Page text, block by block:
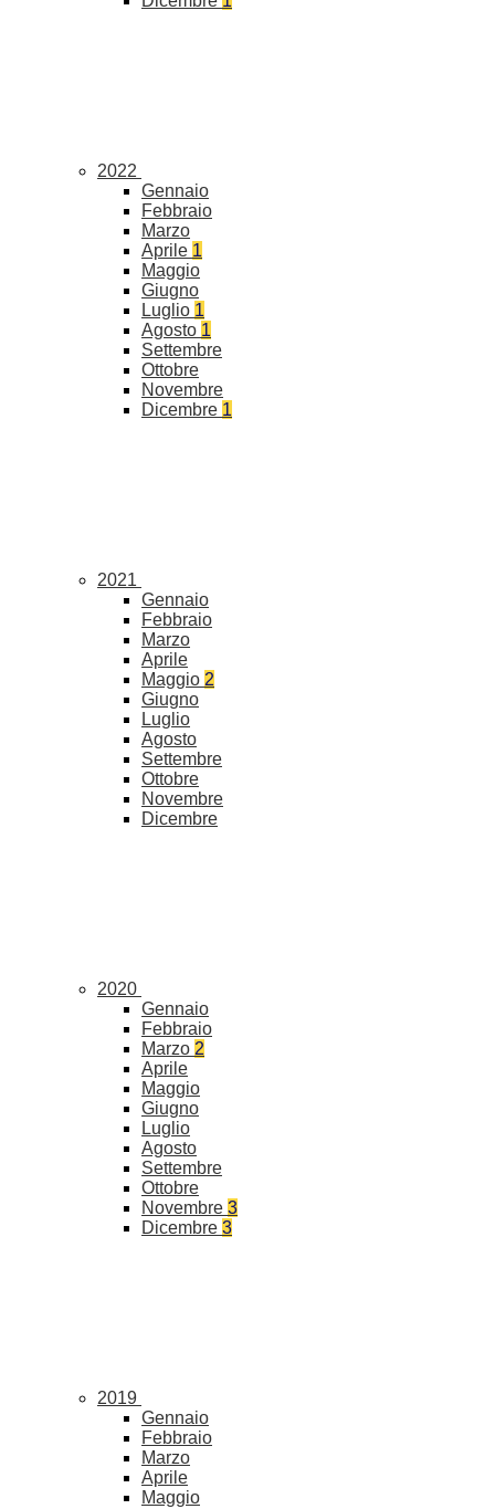
2022
Gennaio
Febbraio
Marzo
Aprile 1
Maggio
Giugno
Luglio 1
Agosto 1
Settembre
Ottobre
Novembre
Dicembre 1
2021
Gennaio
Febbraio
Marzo
Aprile
Maggio 2
Giugno
Luglio
Agosto
Settembre
Ottobre
Novembre
Dicembre
2020
Gennaio
Febbraio
Marzo 2
Aprile
Maggio
Giugno
Luglio
Agosto
Settembre
Ottobre
Novembre 3
Dicembre 3
2019
Gennaio
Febbraio
Marzo
Aprile
Maggio